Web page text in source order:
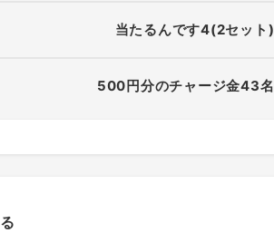
当たるんです4(2セット)
500円分のチャージ金43名